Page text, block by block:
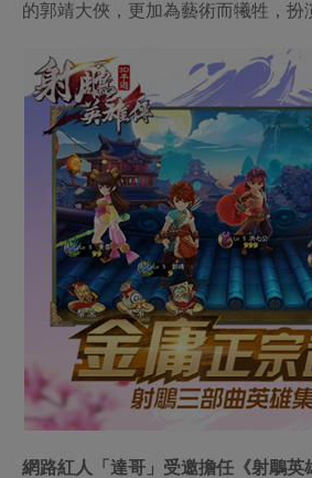
的郭靖大俠，更加為藝術而犧牲，
網路紅人「達哥」受邀擔任《射鵰